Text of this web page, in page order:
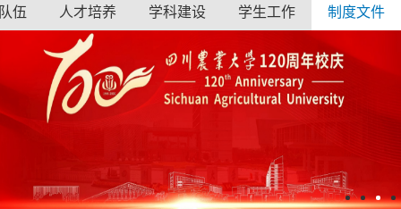
伍 人才培养 学科建设 学生工作 制度文件